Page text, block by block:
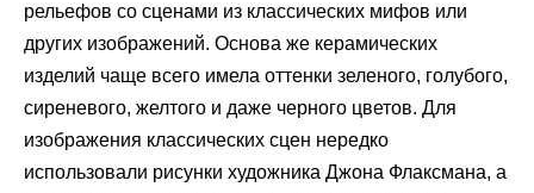
рельефов со сценами из классических мифов или
других изображений. Основа же керамических
изделий чаще всего имела оттенки зеленого, голубого,
сиреневого, желтого и даже черного цветов. Для
изображения классических сцен нередко
использовали рисунки художника Джона Флаксмана, а